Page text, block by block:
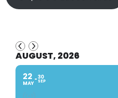
AUGUST, 2026
22
MAY
30
SEP